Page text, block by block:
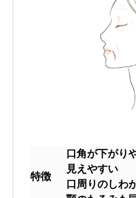
特徴
口角が下がり
見えやすい
口周りのしわ